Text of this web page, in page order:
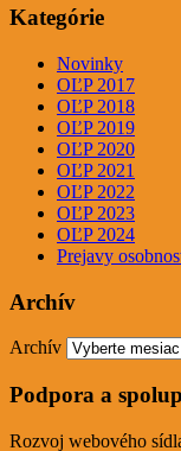
Kategórie
Novinky
OĽP 2017
OĽP 2018
OĽP 2019
OĽP 2020
OĽP 2021
OĽP 2022
OĽP 2023
OĽP 2024
Prejavy
Archív
Archív
Podpora a
Rozvoj webového